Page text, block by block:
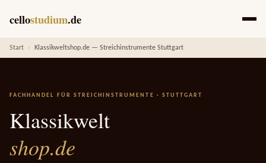
cellostudium.de
Start › Klassikweltshop.de — Streichinstrumente Stuttgart
FACHHANDEL FÜR STREICHINSTRUMENTE · STUTTGART
Klassikwelt
shop.de